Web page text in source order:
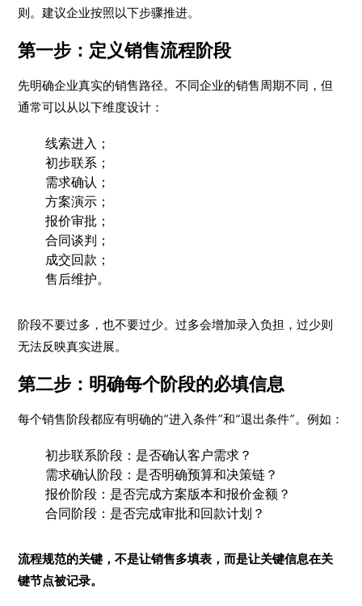
则。建议企业按照以下步骤推进。
第一步：定义销售流程阶段
先明确企业真实的销售路径。不同企业的销售周期不同，但
通常可以从以下维度设计：
线索进入；
初步联系；
需求确认；
方案演示；
报价审批；
合同谈判；
成交回款；
售后维护。
阶段不要过多，也不要过少。过多会增加录入负担，过少则
无法反映真实进展。
第二步：明确每个阶段的必填信息
每个销售阶段都应有明确的“进入条件”和“退出条件”。例如：
初步联系阶段：是否确认客户需求？
需求确认阶段：是否明确预算和决策链？
报价阶段：是否完成方案版本和报价金额？
合同阶段：是否完成审批和回款计划？
流程规范的关键，不是让销售多填表，而是让关键信息在关
键节点被记录。